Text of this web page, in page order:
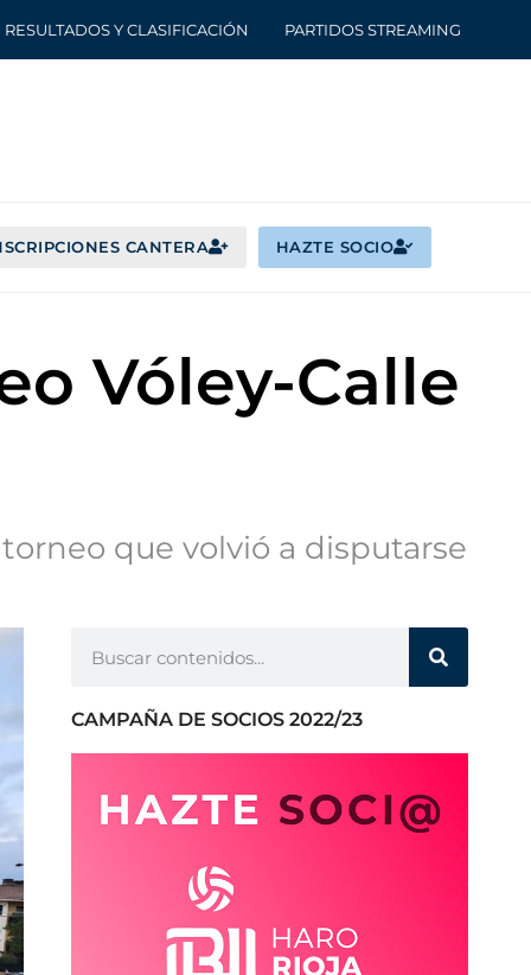
RESULTADOS Y CLASIFICACIÓN PARTIDOS STREAMING
CANTERA HAZTE SOCIO
Vóley-Calle
que volvió a disputarse
CAMPAÑA DE SOCIOS 2022/23